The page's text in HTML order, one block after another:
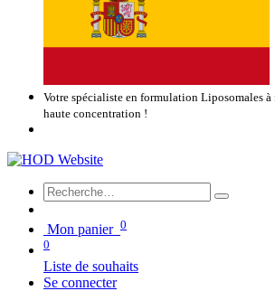
Votre spécialiste en formulation Liposomales
haute concentration !
Mon panier 0
0
Liste de souhaits
Se connecter